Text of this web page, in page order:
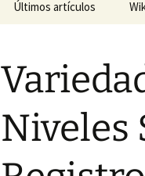
Últimos artículos
Niveles